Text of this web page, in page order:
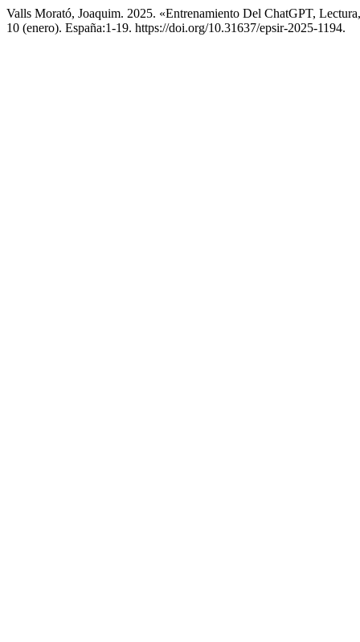
Valls Morató, Joaquim. 2025. «Entrenamiento Del ChatGPT,
10 (enero). España:1-19. https://doi.org/10.31637/epsir-2025-1194.